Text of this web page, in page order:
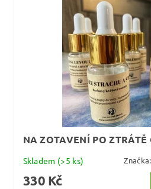
NA ZOTAVENÍ PO ZTRÁTĚ
Skladem (>5 ks) Značka:
330 Kč